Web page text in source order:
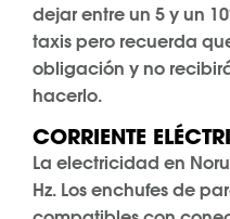
dejar entre un 5 y un
taxis pero recuerda
obligación y no
hacerlo.
CORRIENTE
La electricidad en
Hz. Los enchufes de